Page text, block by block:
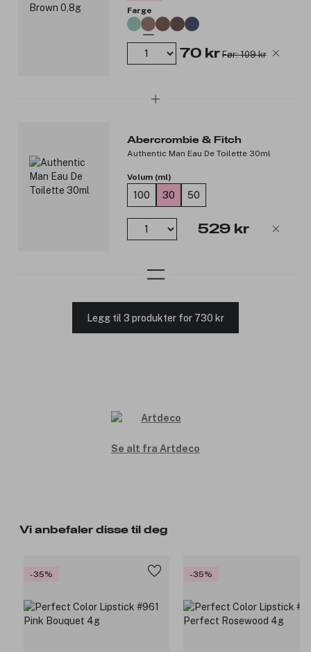
Farge
70 kr Før: 109 kr
Abercrombie & Fitch
Authentic Man Eau De Toilette 30ml
Volum (ml)
100 30 50
529 kr
Legg til 3 produkter for 730 kr
Se alt fra Artdeco
Vi anbefaler disse til deg
-35% -35%